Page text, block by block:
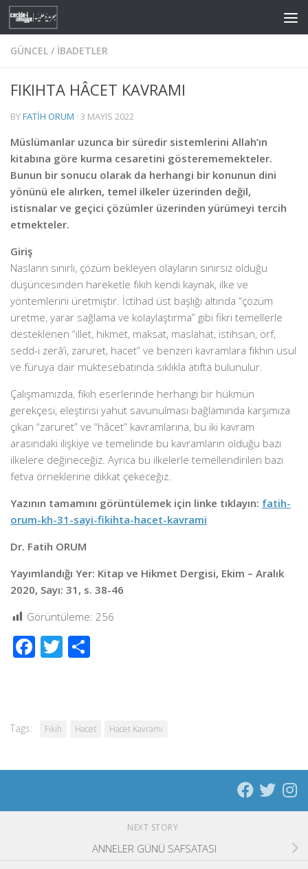
Skip to content
GÜNCEL / İBADETLER
FIKIHTA HÂCET KAVRAMI
BYFATIH ORUM · 3 MAYIS 2022
Müslümanlar uzunca bir süredir sistemlerini Allah’ın
kitabına göre kurma cesaretini gösterememekteler.
Bunun bir sonucu olarak da herhangi bir konunun dini
yönünü ele alırken, temel ilkeler üzerinden değil,
istisnalar ve geçici çözümler üzerinden yürümeyi tercih
etmekteler.
Giriş
Nasların sınırlı, çözüm bekleyen olayların sınırsız olduğu
düşüncesinden hareketle fıkıh kendi kaynak, ilke ve
yöntemlerini üretmiştir. İctihad üst başlığı altında “çözüm
üretme, yarar sağlama ve kolaylaştırma” gibi fikri temellerle
desteklenen “illet, hikmet, maksat, maslahat, istihsan, örf,
sedd-i zerâ’i, zaruret, hacet” ve benzeri kavramlara fıkhın usul
ve füruya dair müktesebatında sıklıkla atıfta bulunulur.
Çalışmamızda, fıkıh eserlerinde herhangi bir hükmün
gerekçesi, eleştirisi yahut savunulması bağlamında karşımıza
çıkan “zaruret” ve “hâcet” kavramlarına, bu iki kavram
arasındaki ilişkiye ve temelinde bu kavramların olduğu bazı
ilkelere değineceğiz. Ayrıca bu ilkelerle temellendirilen bazı
fetva örneklerine dikkat çekeceğiz.
Yazının tamamını görüntülemek için linke tıklayın: fatih-
orum-kh-31-sayi-fikihta-hacet-kavrami
Dr. Fatih ORUM
Yayımlandığı Yer: Kitap ve Hikmet Dergisi, Ekim – Aralık
2020, Sayı: 31, s. 38-46
Görüntüleme: 256
Facebook
Twitter
Tags: Fıkıh Hacet Hacet Kavramı
NEXT STORY
ANNELER GÜNÜ SAFSATASI